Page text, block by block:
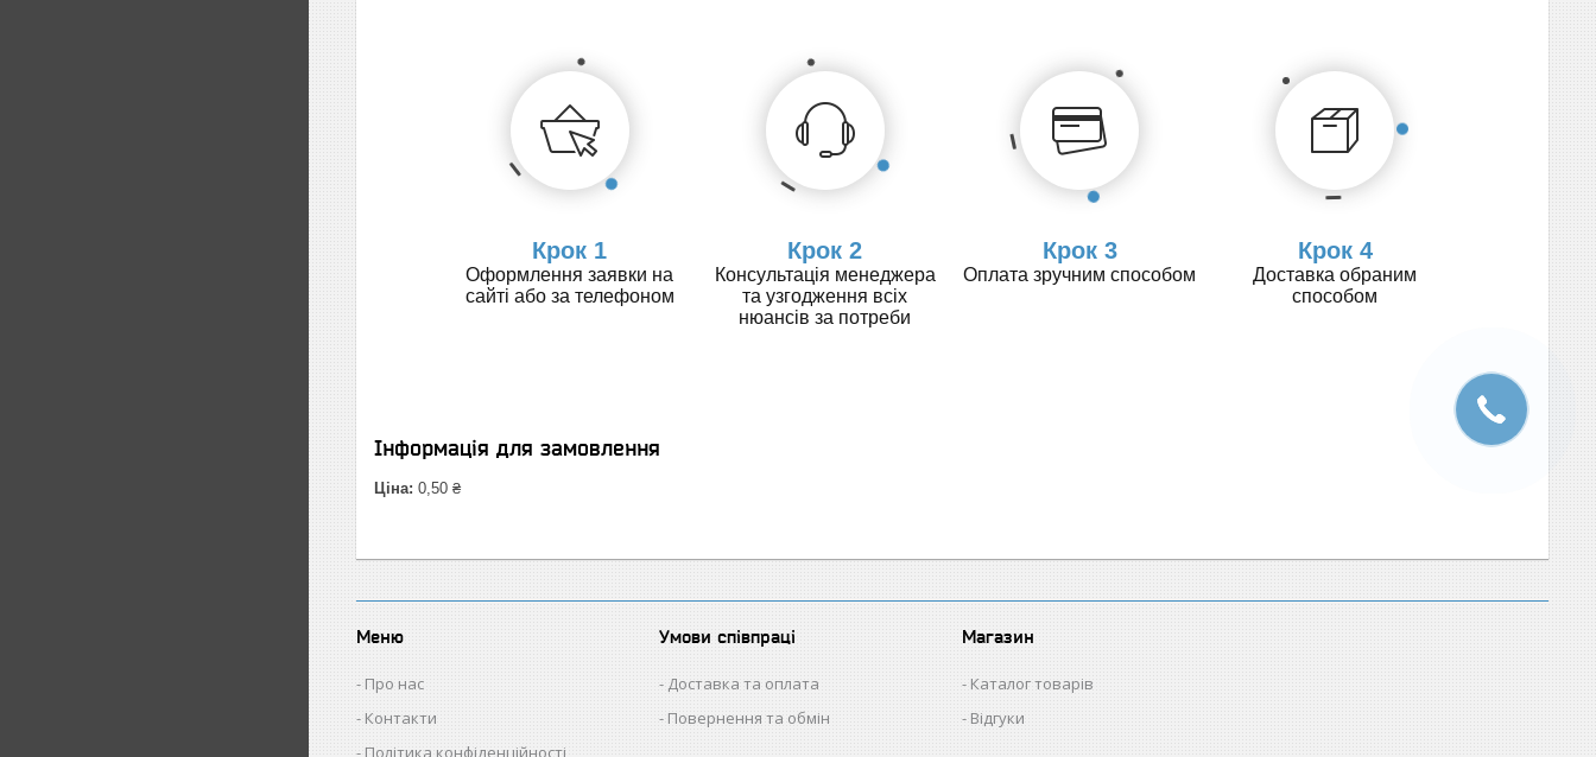
Крок 1
Оформлення заявки на
сайті або за телефоном
Крок 2
Консультація менеджера
та узгодження всіх
нюансів за потреби
Крок 3
Оплата зручним способом
Крок 4
Доставка обраним
способом
Інформація для замовлення
Ціна: 0,50 ₴
Меню
Про нас
Контакти
Політика конфіденційності
Умови співпраці
Доставка та оплата
Повернення та обмін
Магазин
Каталог товарів
Відгуки